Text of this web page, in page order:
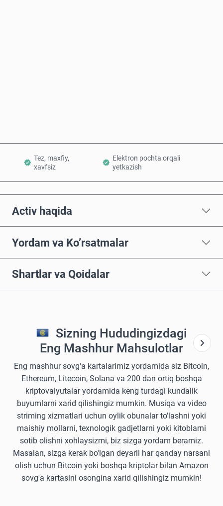
Tez, maxfiy,
xavfsiz
Elektron pochta orqali
yetkazish
Activ haqida
Yordam va Ko’rsatmalar
Shartlar va Qoidalar
Sizning Hududingizdagi
Eng Mashhur Mahsulotlar
Eng mashhur sovg'a kartalarimiz yordamida siz Bitcoin,
Ethereum, Litecoin, Solana va 200 dan ortiq boshqa
kriptovalyutalar yordamida keng turdagi kundalik
buyumlarni xarid qilishingiz mumkin. Musiqa va video
striming xizmatlari uchun oylik obunalar to'lashni yoki
maishiy mollarni, texnologik gadjetlarni yoki kitoblarni
sotib olishni xohlaysizmi, biz sizga yordam beramiz.
Masalan, sizga kerak bo'lgan deyarli har qanday narsani
olish uchun Bitcoin yoki boshqa kriptolar bilan Amazon
sovg'a kartasini osongina xarid qilishingiz mumkin!